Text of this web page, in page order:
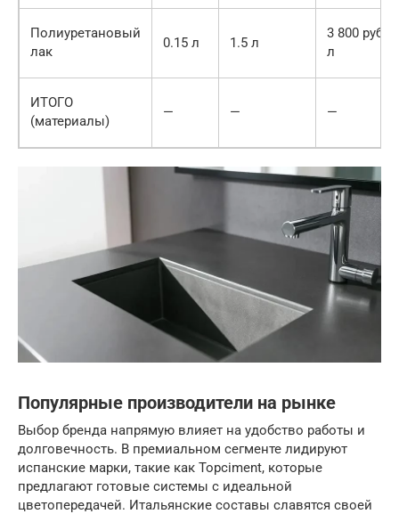
Полиуретановый
лак
0.15 л 1.5 л
3 800 руб./
л
ИТОГО
(материалы)
— — —
Популярные производители на рынке
Выбор бренда напрямую влияет на удобство работы и
долговечность. В премиальном сегменте лидируют
испанские марки, такие как Topciment, которые
предлагают готовые системы с идеальной
цветопередачей. Итальянские составы славятся своей